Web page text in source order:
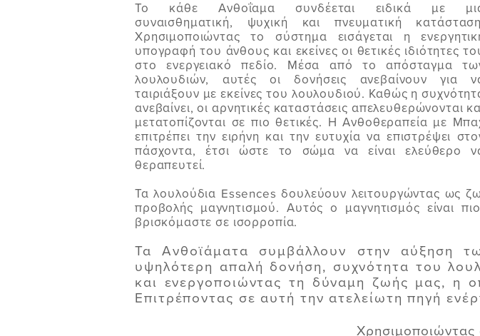
Το κάθε Ανθοΐαμα συνδέεται ειδικά με
συναισθηματική, ψυχική και πνευματική
Χρησιμοποιώντας το σύστημα εισάγεται η
υπογραφή του άνθους και εκείνες οι θετικές ιδιότητες
στο ενεργειακό πεδίο. Μέσα από το απόσταγμα
λουλουδιών, αυτές οι δονήσεις ανεβαίνουν για
ταιριάξουν με εκείνες του λουλουδιού. Καθώς η
ανεβαίνει, οι αρνητικές καταστάσεις απελευθερώνονται
μετατοπίζονται σε πιο θετικές. Η Ανθοθεραπεία με
επιτρέπει την ειρήνη και την ευτυχία να επιστρέψει
πάσχοντα, έτσι ώστε το σώμα να είναι ελεύθερο
θεραπευτεί.
Τα λουλούδια Essences δουλεύουν λειτουργώντας ως
προβολής μαγνητισμού. Αυτός ο μαγνητισμός είναι
βρισκόμαστε σε ισορροπία.
Τα Ανθοϊάματα συμβάλλουν στην αύξηση
υψηλότερη απαλή δονήση, συχνότητα του
και ενεργοποιώντας τη δύναμη ζωής μας, η
Επιτρέποντας σε αυτή την ατελείωτη πηγή